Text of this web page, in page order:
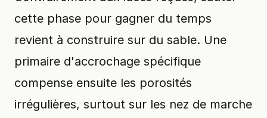
cette phase pour gagner du temps
revient à construire sur du sable. Une
primaire d'accrochage spécifique
compense ensuite les porosités
irrégulières, surtout sur les nez de marche